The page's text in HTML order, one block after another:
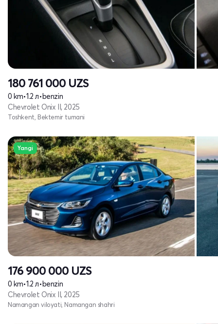
180 761 000 UZS
0 km•1.2 л•benzin
Chevrolet Onix II, 2025
Toshkent, Bektemir tumani
Yangi
176 900 000 UZS
0 km•1.2 л•benzin
Chevrolet Onix II, 2025
Namangan viloyati, Namangan shahri